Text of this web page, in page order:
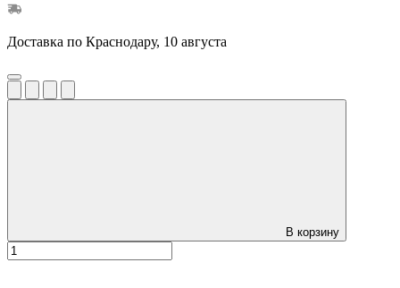
Доставка по Краснодару, 10 августа
В корзину